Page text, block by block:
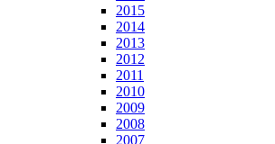
2015
2014
2013
2012
2011
2010
2009
2008
2007